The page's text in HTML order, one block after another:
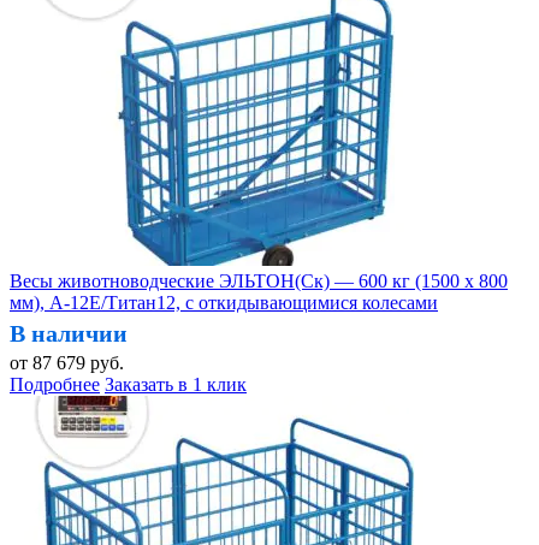
Весы животноводческие ЭЛЬТОН(Ск) — 600 кг (1500 х 800
мм), А-12Е/Титан12, с откидывающимися колесами
В наличии
от 87 679 руб.
Подробнее Заказать в 1 клик